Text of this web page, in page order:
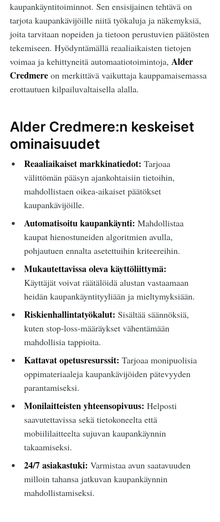
kaupankäyntitoiminnot. Sen ensisijainen tehtävä on
tarjota kaupankävijöille niitä työkaluja ja näkemyksiä,
joita tarvitaan nopeiden ja tietoon perustuvien päätösten
tekemiseen. Hyödyntämällä reaaliaikaisten tietojen
voimaa ja kehittyneitä automaatiotoimintoja, Alder
Credmere on merkittävä vaikuttaja kauppamaisemassa
erottautuen kilpailuvaltaisella alalla.
Alder Credmere:n keskeiset
ominaisuudet
Reaaliaikaiset markkinatiedot: Tarjoaa
välittömän pääsyn ajankohtaisiin tietoihin,
mahdollistaen oikea-aikaiset päätökset
kaupankävijöille.
Automatisoitu kaupankäynti: Mahdollistaa
kaupat hienostuneiden algoritmien avulla,
pohjautuen ennalta asetettuihin kriteereihin.
Mukautettavissa oleva käyttöliittymä:
Käyttäjät voivat räätälöidä alustan vastaamaan
heidän kaupankäyntityyliään ja mieltymyksiään.
Riskienhallintatyökalut: Sisältää säännöksiä,
kuten stop-loss-määräykset vähentämään
mahdollisia tappioita.
Kattavat opetusresurssit: Tarjoaa monipuolisia
oppimateriaaleja kaupankävijöiden pätevyyden
parantamiseksi.
Monilaitteisten yhteensopivuus: Helposti
saavutettavissa sekä tietokoneelta että
mobiililaitteelta sujuvan kaupankäynnin
takaamiseksi.
24/7 asiakastuki: Varmistaa avun saatavuuden
milloin tahansa jatkuvan kaupankäynnin
mahdollistamiseksi.